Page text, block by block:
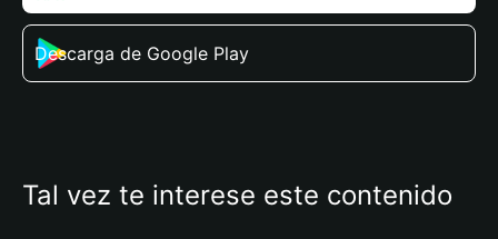
Descarga de Google Play
Tal vez te interese este contenido